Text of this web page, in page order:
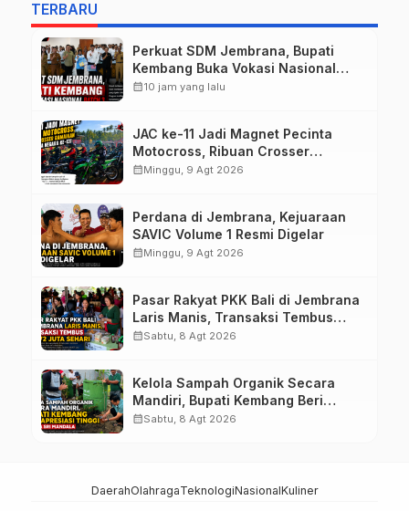
TERBARU
Perkuat SDM Jembrana, Bupati
Kembang Buka Vokasi Nasional
Batch 3
calendar_month10 jam yang lalu
JAC ke-11 Jadi Magnet Pecinta
Motocross, Ribuan Crosser
Ramaikan HUT Kota Negara ke-131
calendar_monthMinggu, 9 Agt 2026
Perdana di Jembrana, Kejuaraan
SAVIC Volume 1 Resmi Digelar
calendar_monthMinggu, 9 Agt 2026
Pasar Rakyat PKK Bali di Jembrana
Laris Manis, Transaksi Tembus
Rp.672 Juta Sehari
calendar_monthSabtu, 8 Agt 2026
Kelola Sampah Organik Secara
Mandiri, Bupati Kembang Beri
Apresiasi Tinggi Warga Sri
calendar_monthSabtu, 8 Agt 2026
DaerahOlahragaTeknologiNasionalKuliner